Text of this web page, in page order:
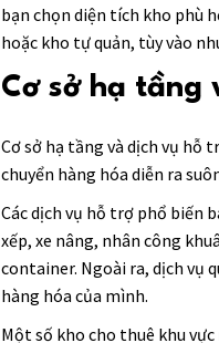
bạn chọn diện tích kho phù
hoặc kho tự quản, tùy vào
Cơ sở hạ tầng
Cơ sở hạ tầng và dịch vụ
chuyển hàng hóa diễn ra
Các dịch vụ hỗ trợ phổ biến
xếp, xe nâng, nhân công
container. Ngoài ra, dịch vụ
hàng hóa của mình.
Một số kho cho thuê khu